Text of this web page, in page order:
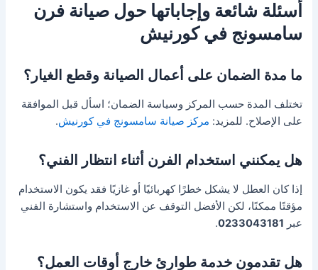
أسئلة شائعة وإجاباتها حول صيانة فرن
سامسونج في كورنيش
ما مدة الضمان على أعمال الصيانة وقطع الغيار؟
تختلف المدة حسب المركز وسياسة الضمان؛ اسأل قبل الموافقة
على الإصلاح. للمزيد: مركز صيانة سامسونج في كورنيش.
هل يمكنني استخدام الفرن أثناء انتظار الفني؟
إذا كان العطل لا يشكل خطرًا كهربائيًا أو غازيًا فقد يكون الاستخدام
مؤقتًا ممكنًا، لكن الأفضل التوقف عن الاستخدام واستشارة الفني
عبر 0233043181
.
هل تقدمون خدمة طوارئ خارج أوقات العمل؟